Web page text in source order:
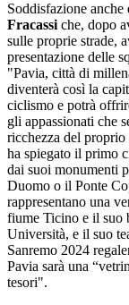
Soddisfazione anche
Fracassi che, dopo
sulle proprie strade,
presentazione delle
"Pavia, città di
diventerà così la
ciclismo e potrà
gli appassionati che
ricchezza del
ha spiegato il primo
dai suoi monumenti
Duomo o il Ponte
rappresentano una
fiume Ticino e il suo
Università, e il suo
Sanremo 2024
Pavia sarà una
tesori".